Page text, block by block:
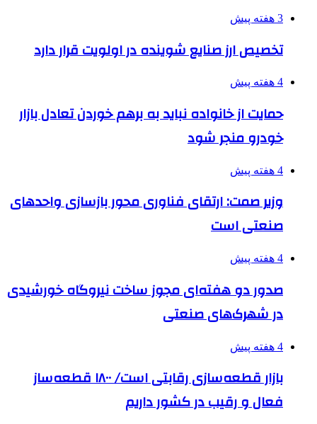
3 هفته پیش
تخصیص ارز صنایع شوینده در اولویت قرار دارد
4 هفته پیش
حمایت از خانواده نباید به برهم خوردن تعادل بازار
خودرو منجر شود
4 هفته پیش
وزیر صمت: ارتقای فناوری محور بازسازی واحدهای
صنعتی است
4 هفته پیش
صدور دو هفته‌ای مجوز ساخت نیروگاه خورشیدی
در شهرک‌های صنعتی
4 هفته پیش
بازار قطعه‌سازی رقابتی است/ ۱۸۰۰ قطعه‌ساز
فعال و رقیب در کشور داریم